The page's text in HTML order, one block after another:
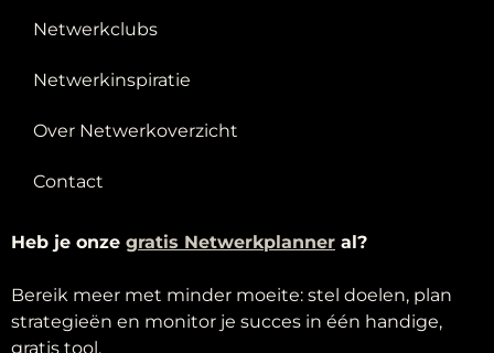
Netwerkclubs
Netwerkinspiratie
Over Netwerkoverzicht
Contact
Heb je onze gratis Netwerkplanner al?
Bereik meer met minder moeite: stel doelen, plan
strategieën en monitor je succes in één handige,
gratis tool.